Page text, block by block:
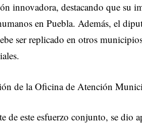
innovadora, destacando que su
en Puebla. Además, el
ser replicado en otros
de la Oficina de Atención
de este esfuerzo conjunto, se